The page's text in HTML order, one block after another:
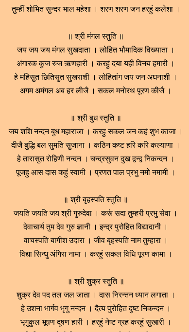
तुम्हीं शोभित सुन्दर भाल महेशा । शरण शरण जन हरहुं कलेशा ।
॥ श्री मंगल स्तुति ॥
जय जय जय मंगल सुखदाता । लोहित भौमादिक विख्याता ।
अंगारक कुज रुज ऋणहारी । करहुं दया यही विनय हमारी ।
हे महिसुत छितिसुत सुखराशी । लोहितांग जय जन अघनाशी ।
अगम अमंगल अब हर लीजै । सकल मनोरथ पूरण कीजै ।
॥ श्री बुध स्तुति ॥
जय शशि नन्दन बुध महाराजा । करहु सकल जन कहं शुभ काजा ।
दीजै बुद्धि बल सुमति सुजाना । कठिन कष्ट हरि करि कल्याणा ।
हे तारासुत रोहिणी नन्दन । चन्द्रसुवन दुख द्वन्द्व निकन्दन ।
पूजहु आस दास कहुं स्वामी । प्रणत पाल प्रभु नमो नमामी ।
॥ श्री बृहस्पति स्तुति ॥
जयति जयति जय श्री गुरुदेवा । करूं सदा तुम्हरी प्रभु सेवा ।
देवाचार्य तुम देव गुरु ज्ञानी । इन्द्र पुरोहित विद्यादानी ।
वाचस्पति बागीश उदारा । जीव बृहस्पति नाम तुम्हारा ।
विद्या सिन्धु अंगिरा नामा । करहुं सकल विधि पूरण कामा ।
॥ श्री शुक्र स्तुति ॥
शुक्र देव पद तल जल जाता । दास निरन्तन ध्यान लगाता ।
हे उशना भार्गव भृगु नन्दन । दैत्य पुरोहित दुष्ट निकन्दन ।
भृगुकुल भूषण दूषण हारी । हरहुं नेष्ट ग्रह करहुं सुखारी ।